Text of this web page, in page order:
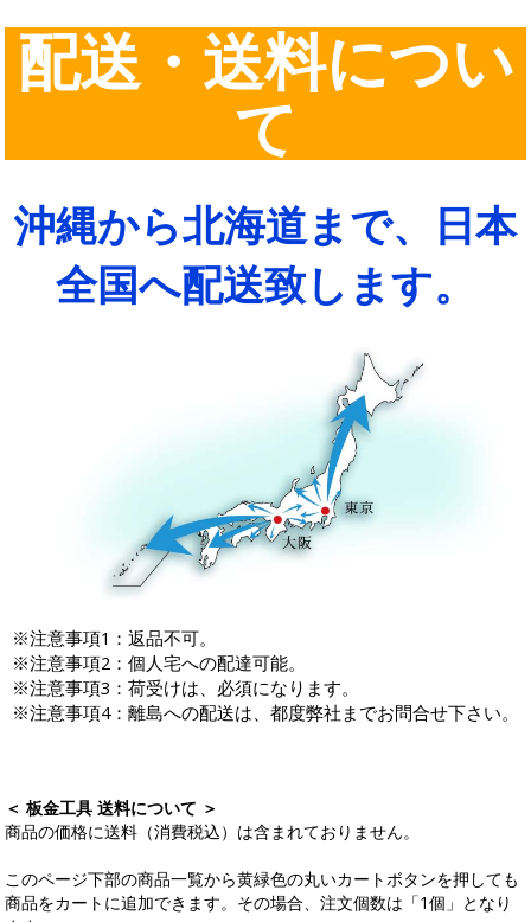
配送・送料につい
て
沖縄から北海道まで、日本
全国へ配送致します。
※注意事項1：返品不可。
※注意事項2：個人宅への配達可能。
※注意事項3：荷受けは、必須になります。
※注意事項4：離島への配送は、都度弊社までお問合せ下さい。
＜ 板金工具 送料について ＞
商品の価格に送料（消費税込）は含まれておりません。
このページ下部の商品一覧から黄緑色の丸いカートボタンを押しても
商品をカートに追加できます。その場合、注文個数は「1個」となり